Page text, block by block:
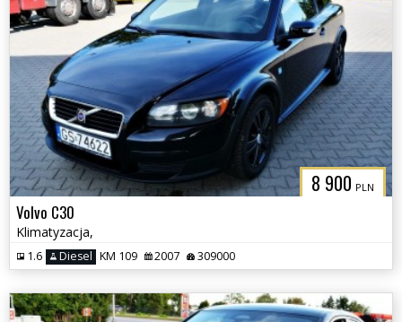
8 900 PLN
Volvo C30
Klimatyzacja,
1.6 Diesel KM 109 2007 309000